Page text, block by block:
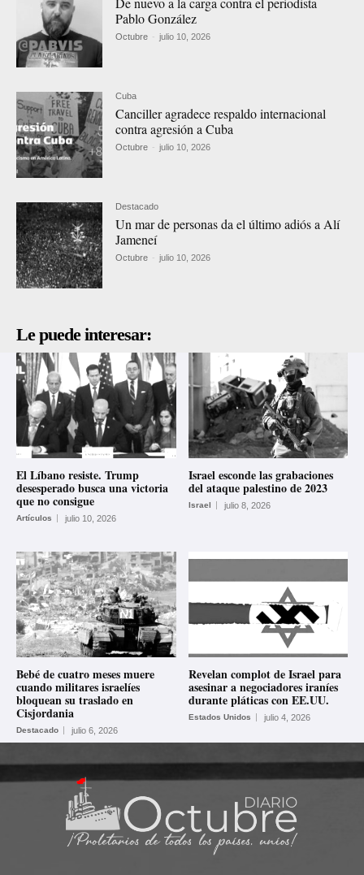
Pablo González
Octubre - julio 10, 2026
Cuba
Canciller agradece respaldo internacional
contra agresión a Cuba
Octubre - julio 10, 2026
Destacado
Un mar de personas da el último adiós a Alí
Jameneí
Octubre - julio 10, 2026
Le puede interesar:
El Líbano resiste. Trump
desesperado busca una victoria
que no consigue
Artículos julio 10, 2026
Israel esconde las grabaciones
del ataque palestino de 2023
Israel julio 8, 2026
Bebé de cuatro meses muere
cuando militares israelíes
bloquean su traslado en
Cisjordania
Destacado julio 6, 2026
Revelan complot de Israel para
asesinar a negociadores iraníes
durante pláticas con EE.UU.
Estados Unidos julio 4, 2026